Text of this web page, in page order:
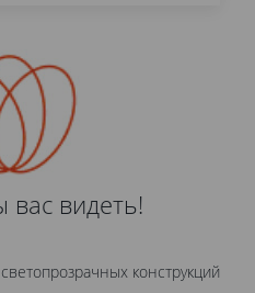
вас видеть!
конструкций